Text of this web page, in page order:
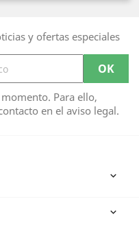
y ofertas especiales
Para ello,
en el aviso legal.

